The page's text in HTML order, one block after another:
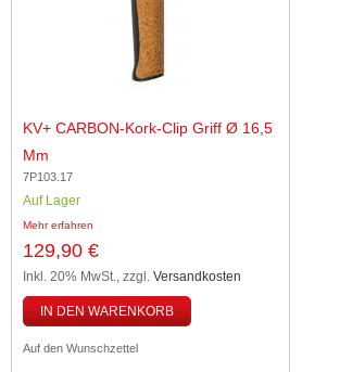
KV+ CARBON-Kork-Clip Griff Ø 16,5
Mm
7P103.17
Auf Lager
Mehr erfahren
129,90 €
Inkl. 20% MwSt., zzgl. Versandkosten
IN DEN WARENKORB
Auf den Wunschzettel